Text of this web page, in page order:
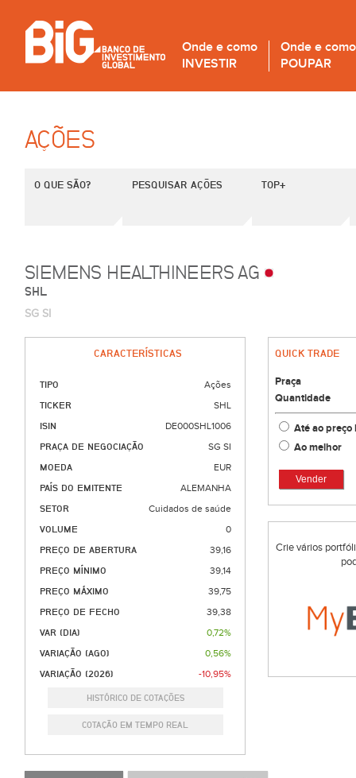
Onde e como
INVESTIR
Onde e como
POUPAR
AÇÕES
O QUE SÃO? PESQUISAR AÇÕES TOP+
SIEMENS HEALTHINEERS AG
SHL
SG SI
CARACTERÍSTICAS
TIPO Ações
TICKER SHL
ISIN DE000SHL1006
PRAÇA DE NEGOCIAÇÃO SG SI
MOEDA EUR
PAÍS DO EMITENTE ALEMANHA
SETOR Cuidados de saúde
VOLUME 0
PREÇO DE ABERTURA 39,16
PREÇO MÍNIMO 39,14
PREÇO MÁXIMO 39,75
PREÇO DE FECHO 39,38
VAR (DIA) 0,72%
VARIAÇÃO (AGO) 0,56%
VARIAÇÃO (2026) -10,95%
HISTÓRICO DE COTAÇÕES
COTAÇÃO EM TEMPO REAL
QUICK TRADE
Praça
Quantidade
Até ao
Ao melhor
Vender
Crie vários